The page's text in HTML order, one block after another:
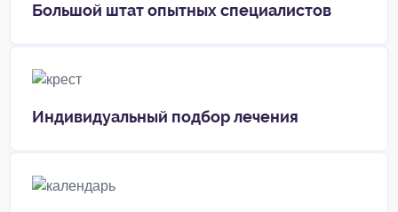
Большой штат опытных специалистов
Индивидуальный подбор лечения